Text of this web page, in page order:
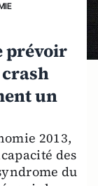
prévoir
un
2013,
des
du